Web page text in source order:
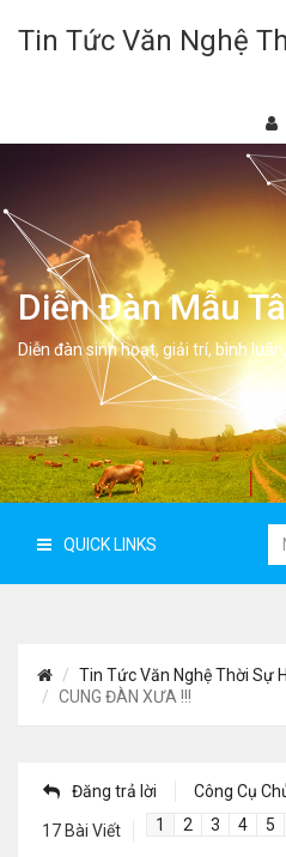
Tin Tức Văn Nghệ
Diễn Đàn Mẫu
Diễn đàn sinh hoạt, giải trí, bình
QUICK LINKS
Tin Tức Văn Nghệ Thời Sự
CUNG ĐÀN XƯA !!!
Đăng trả lời Công Cụ
17 Bài Viết 1 2 3 4 5